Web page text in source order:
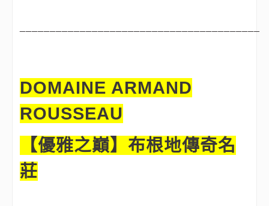
DOMAINE ARMAND
ROUSSEAU
【優雅之巔】布根地傳奇名
莊